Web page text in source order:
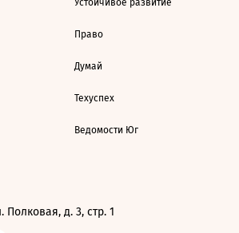
Устойчивое развитие
Право
Думай
Техуспех
Ведомости Юг
Полковая, д. 3, стр. 1